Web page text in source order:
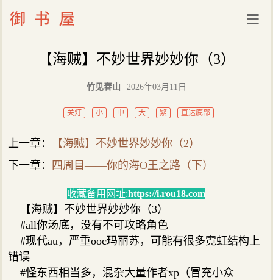
【海贼】不妙世界妙妙你（3）
竹见春山 2026年03月11日
关灯 小 中 大 繁 直达底部
上一章：
【海贼】不妙世界妙妙你（2）
下一章：
四周目——你的海O王之路（下）
收藏备用网址:https://i.rou18.com
【海贼】不妙世界妙妙你（3）
#all你汤底，没有不可攻略角色
#现代au，严重ooc玛丽苏，可能有很多霓虹结构上
错误
#怪东西相当多，混杂大量作者xp（冒充小众